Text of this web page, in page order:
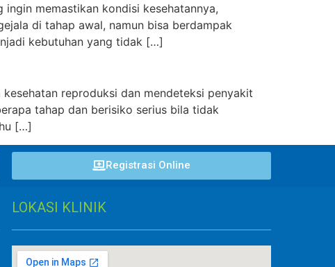
memastikan kondisi kesehatannya,
di tahap awal, namun bisa berdampak
kebutuhan yang tidak […]
reproduksi dan mendeteksi penyakit
tahap dan berisiko serius bila tidak
[…]
Registrasi Online
LOKASI KLINIK